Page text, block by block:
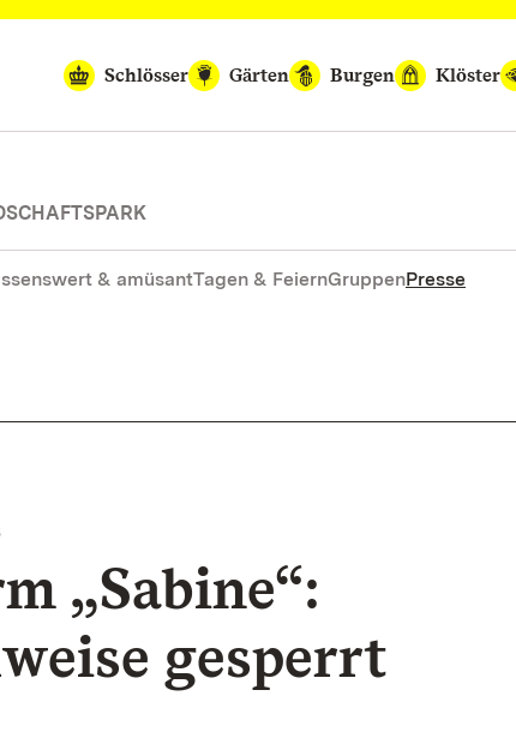
Schlösser
Gärten Burgen Klöster
& amüsantTagen & FeiernGruppenPresse
„Sabine“:
gesperrt